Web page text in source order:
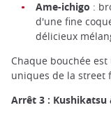
Ame-ichigo :
d'une fine
délicieux
Chaque bouchée
uniques de la street
Arrêt 3 : Kushikatsu